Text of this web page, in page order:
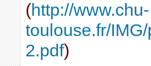
(http://www.chu-
toulouse.fr/
2.pdf)